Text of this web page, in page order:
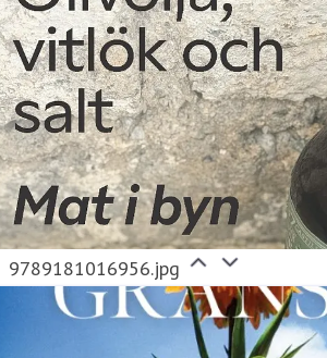
9789181016956.jpg